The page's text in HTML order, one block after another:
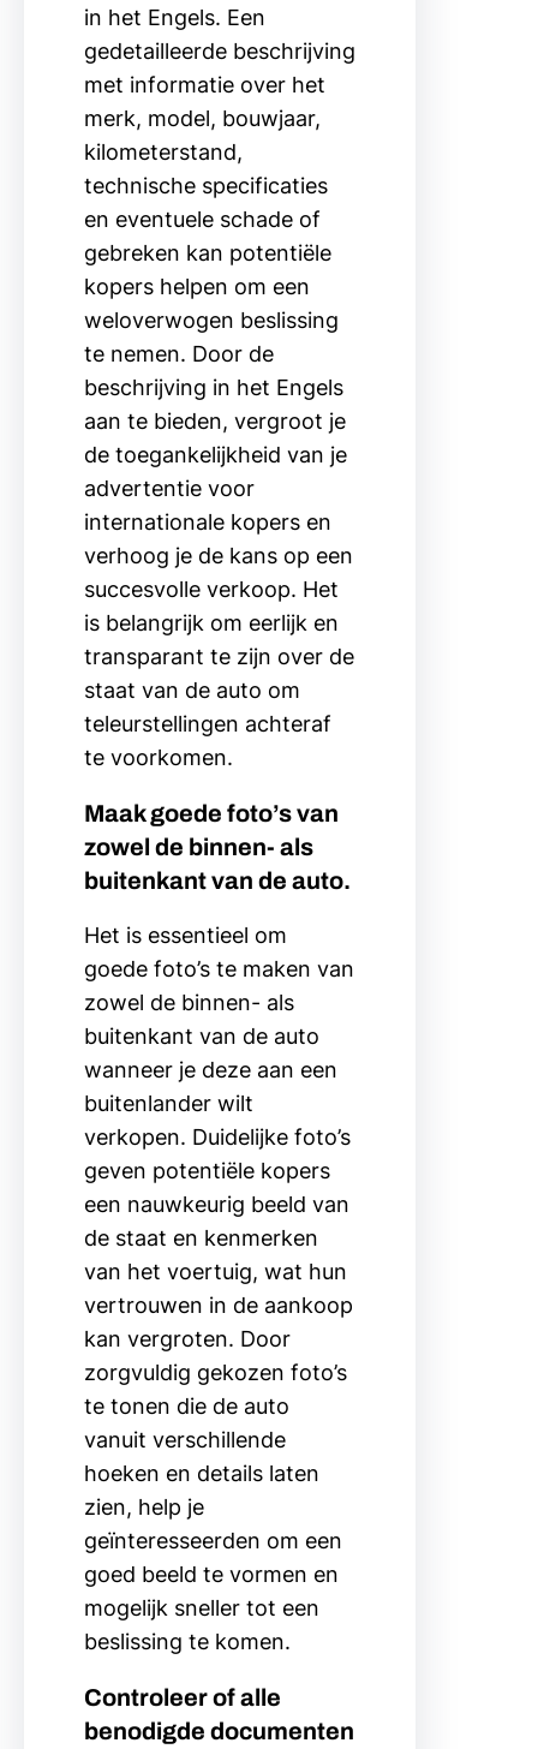
in het Engels. Een
gedetailleerde beschrijving
met informatie over het
merk, model, bouwjaar,
kilometerstand,
technische specificaties
en eventuele schade of
gebreken kan potentiële
kopers helpen om een
weloverwogen beslissing
te nemen. Door de
beschrijving in het Engels
aan te bieden, vergroot je
de toegankelijkheid van je
advertentie voor
internationale kopers en
verhoog je de kans op een
succesvolle verkoop. Het
is belangrijk om eerlijk en
transparant te zijn over de
staat van de auto om
teleurstellingen achteraf
te voorkomen.
Maak goede foto’s van
zowel de binnen- als
buitenkant van de auto.
Het is essentieel om
goede foto’s te maken van
zowel de binnen- als
buitenkant van de auto
wanneer je deze aan een
buitenlander wilt
verkopen. Duidelijke foto’s
geven potentiële kopers
een nauwkeurig beeld van
de staat en kenmerken
van het voertuig, wat hun
vertrouwen in de aankoop
kan vergroten. Door
zorgvuldig gekozen foto’s
te tonen die de auto
vanuit verschillende
hoeken en details laten
zien, help je
geïnteresseerden om een
goed beeld te vormen en
mogelijk sneller tot een
beslissing te komen.
Controleer of alle
benodigde documenten